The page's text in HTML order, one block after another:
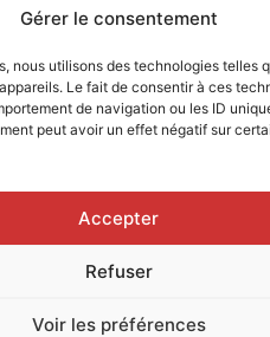
Gérer le consentement
nous utilisons des technologies telles
Le fait de consentir à ces
de navigation ou les ID
peut avoir un effet négatif sur
Accepter
Refuser
Voir les préférences